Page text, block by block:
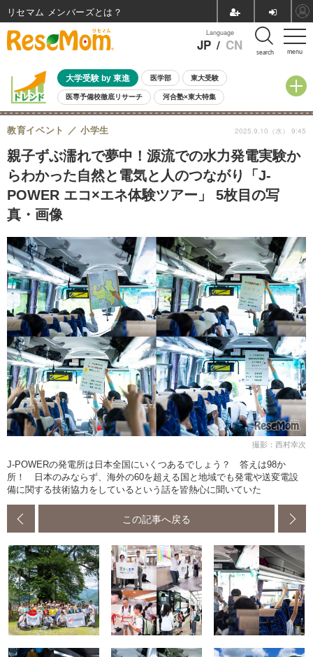
menu
Language
JP / CN search
大学受験 by 東進 医学部 東大受験
医専予備校徹底リサーチ 河合塾×東大特集
親子で考える大学選び 高校受験 中学受験 小学校受験
共通テスト 夏休み
8月開催イベント・WS 全国公立高校 過去問 人気記事
自由研究教材（小学生向け） 自由研究教材（中学生向け） ランキング
親子ずぶ濡れで夢中！源流での水力発電実験か
らわかった自然と電気と人のつながり「J-
POWER エコ×エネ体験ツアー」 5枚目の写
真・画像
教育イベント 小学生 2025.9.10（水） 9:45
撮影：西村幸次
J-POWERの発電所は日本全国にいくつあるでしょう？ 答えは98か
所！ 日本のみならず、海外の60を超える国と地域でも発電や送変電設
備に関する技術協力をしているという話を皆熱心に聞いていた
この記事へ戻る
リセマム メンバーズ